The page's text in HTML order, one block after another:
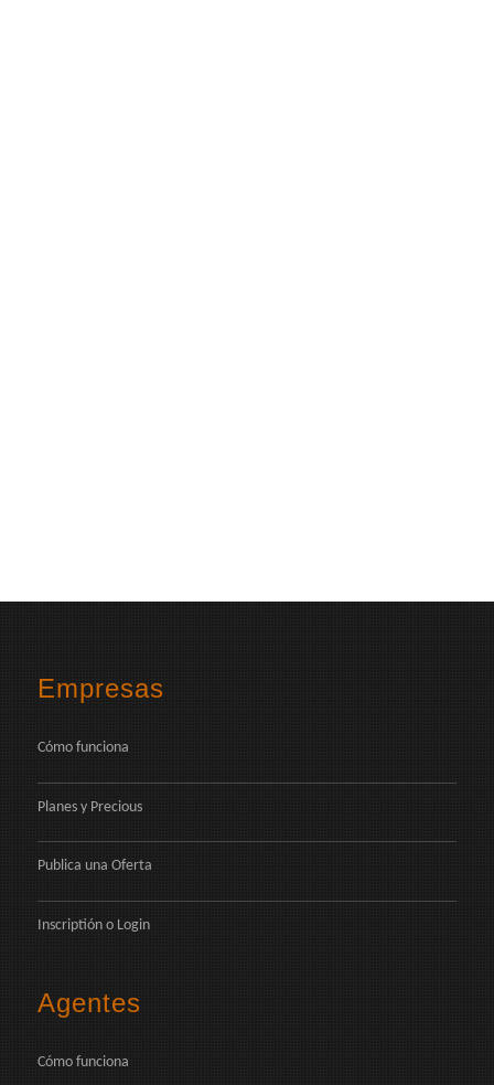
Empresas
Cómo funciona
Planes y Precious
Publica una Oferta
Inscriptión o Login
Agentes
Cómo funciona